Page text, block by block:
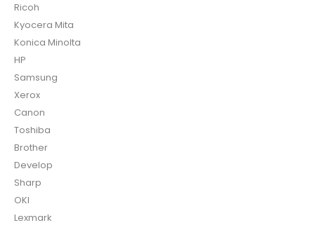
Minolta 210 Katun Muadil Drum Kit Minolta 210 Katun
Ricoh
Kyocera Mita
Konica Minolta
HP
Samsung
Xerox
Canon
Toshiba
Brother
Develop
Sharp
OKI
Lexmark